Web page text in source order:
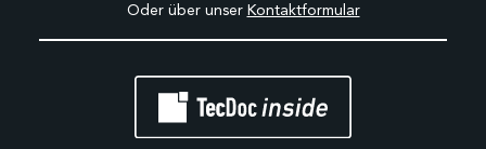
Oder über unser Kontaktformular